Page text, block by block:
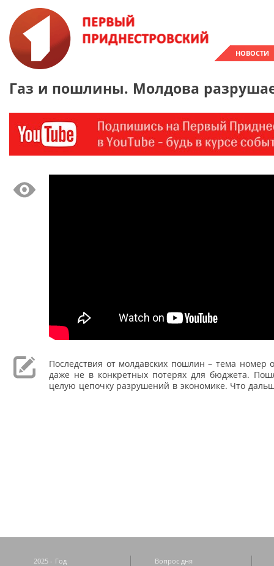
НОВОСТИ
Газ и пошлины. Молдова
Последствия от молдавских пошлин – тема номер
даже не в конкретных потерях для бюджета.
целую цепочку разрушений в экономике. Что
2025 - Год
Вопрос дня